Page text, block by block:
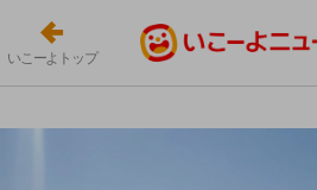
いこーよトップ